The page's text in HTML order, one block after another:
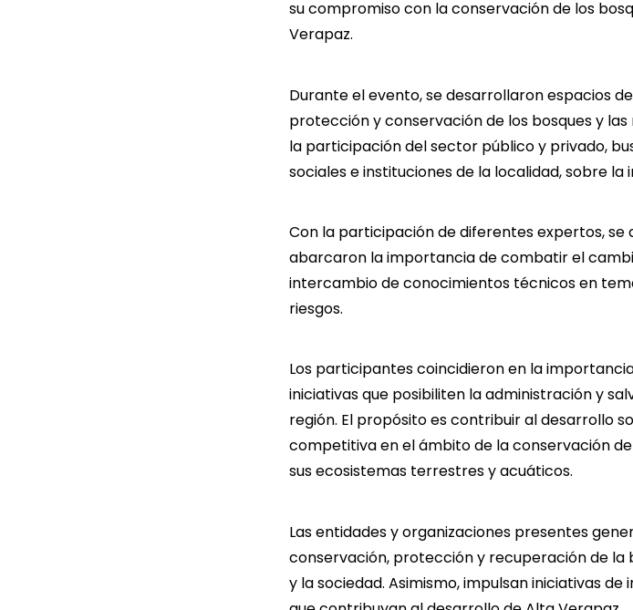
su compromiso con la conservación de los
Verapaz.
Durante el evento, se desarrollaron espacios
protección y conservación de los bosques y
la participación del sector público y privado,
sociales e instituciones de la localidad, sobre
Con la participación de diferentes expertos,
abarcaron la importancia de combatir el
intercambio de conocimientos técnicos en
riesgos.
Los participantes coincidieron en la
iniciativas que posibiliten la administración y
región. El propósito es contribuir al desarrollo
competitiva en el ámbito de la conservación
sus ecosistemas terrestres y acuáticos.
Las entidades y organizaciones presentes
conservación, protección y recuperación de la
y la sociedad. Asimismo, impulsan iniciativas